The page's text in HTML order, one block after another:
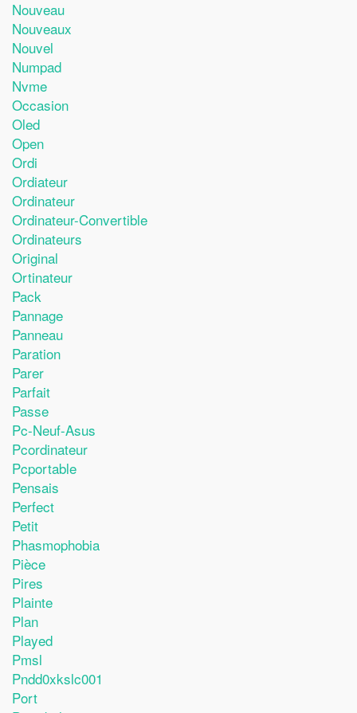
Nouveau
Nouveaux
Nouvel
Numpad
Nvme
Occasion
Oled
Open
Ordi
Ordiateur
Ordinateur
Ordinateur-Convertible
Ordinateurs
Original
Ortinateur
Pack
Pannage
Panneau
Paration
Parer
Parfait
Passe
Pc-Neuf-Asus
Pcordinateur
Pcportable
Pensais
Perfect
Petit
Phasmophobia
Pièce
Pires
Plainte
Plan
Played
Pmsl
Pndd0xkslc001
Port